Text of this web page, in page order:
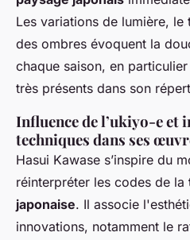
Les variations de lumière,
des ombres évoquent la
chaque saison, en
très présents dans son
Influence de l’ukiyo-e et
techniques dans ses
Hasui Kawase s’inspire du
réinterpréter les codes de la
japonaise. Il associe
innovations, notamment le